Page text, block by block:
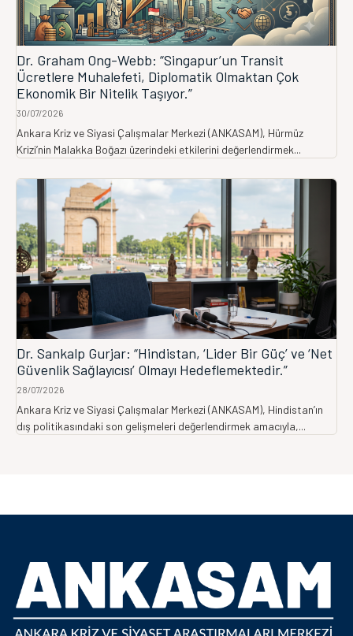
Dr. Graham Ong-Webb: “Singapur’un Transit
Ücretlere Muhalefeti, Diplomatik Olmaktan Çok
Ekonomik Bir Nitelik Taşıyor.”
30/07/2026
Ankara Kriz ve Siyasi Çalışmalar Merkezi (ANKASAM), Hürmüz
Krizi’nin Malakka Boğazı üzerindeki etkilerini değerlendirmek...
Dr. Sankalp Gurjar: “Hindistan, ‘Lider Bir Güç’ ve ‘Net
Güvenlik Sağlayıcısı’ Olmayı Hedeflemektedir.”
28/07/2026
Ankara Kriz ve Siyasi Çalışmalar Merkezi (ANKASAM), Hindistan’ın
dış politikasındaki son gelişmeleri değerlendirmek amacıyla,...